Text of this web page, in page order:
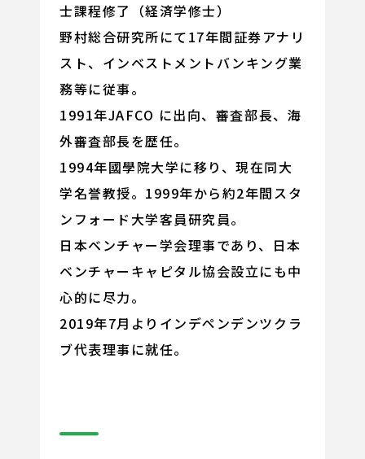
士課程修了（経済学修士）
野村総合研究所にて17年間証券アナリ
スト、インベストメントバンキング業
務等に従事。
1991年JAFCO に出向、審査部長、海
外審査部長を歴任。
1994年國學院大学に移り、現在同大
学名誉教授。1999年から約2年間スタ
ンフォード大学客員研究員。
日本ベンチャー学会理事であり、日本
ベンチャーキャピタル協会設立にも中
心的に尽力。
2019年7月よりインデペンデンツクラ
ブ代表理事に就任。